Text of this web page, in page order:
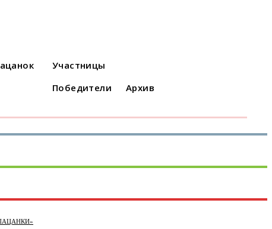
Участницы
Победители
Архив